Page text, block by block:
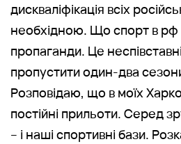
дискваліфікація всіх
необхідною. Що спорт в рф
пропаганди. Це
пропустити один-два
Розповідаю, що в моїх
постійні прильоти. Серед
– і наші спортивні бази.